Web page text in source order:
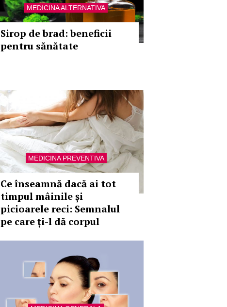
MEDICINA ALTERNATIVA
Sirop de brad: beneficii
pentru sănătate
MEDICINA PREVENTIVA
Ce înseamnă dacă ai tot
timpul mâinile și
picioarele reci: Semnalul
pe care ți-l dă corpul